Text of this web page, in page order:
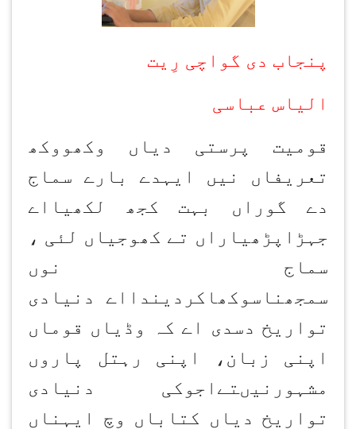
پنجاب دی گواچی رِیت
الیاس عباسی
قومیت پرستی دیاں وکھووکھ
تعریفاں نیں ایہدے بارے سماج
دے گوراں بہت کجھ لکھیااے
جہڑاپڑھیاراں تے کھوجیاں لئی ،
سماج نوں
سمجھناسوکھاکردیندااے دنیادی
تواریخ دسدی اے کہ وڈیاں قوماں
اپنی زبان، اپنی رہتل پاروں
مشہورنیںتےاجوکی دنیادی
تواریخ دیاں کتاباں وچ ایہناں